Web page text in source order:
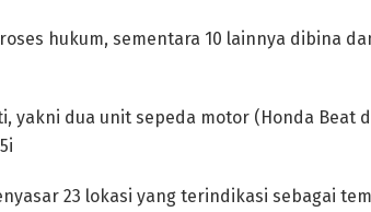
hukum, sementara 10 lainnya dibina
yakni dua unit sepeda motor (Honda Beat
23 lokasi yang terindikasi sebagai